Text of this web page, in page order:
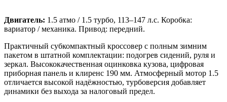
Двигатель: 1.5 атмо / 1.5 турбо, 113–147 л.с. Коробка:
вариатор / механика. Привод: передний.
Практичный субкомпактный кроссовер с полным зимним
пакетом в штатной комплектации: подогрев сидений, руля и
зеркал. Высококачественная оцинковка кузова, цифровая
приборная панель и клиренс 190 мм. Атмосферный мотор 1.5
отличается высокой надёжностью, турбоверсия добавляет
динамики без выхода за налоговый предел.